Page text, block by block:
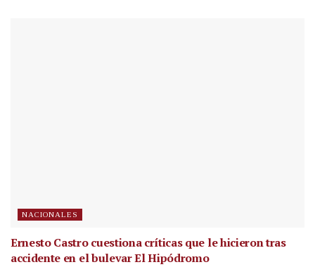
NACIONALES
Ernesto Castro cuestiona críticas que le hicieron tras
accidente en el bulevar El Hipódromo